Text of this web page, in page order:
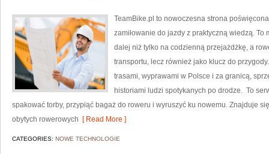
TeamBike.pl to nowoczesna strona
zamiłowanie do jazdy z praktyczną wiedzą.
dalej niż tylko na codzienną przejażdżkę, a
transportu, lecz również jako klucz do
trasami, wyprawami w Polsce i za granicą,
historiami ludzi spotykanych po drodze. To
spakować torby, przypiąć bagaż do roweru i wyruszyć ku nowemu. Znajduje
obytych rowerowych [ Read More ]
CATEGORIES: NOWE TECHNOLOGIE